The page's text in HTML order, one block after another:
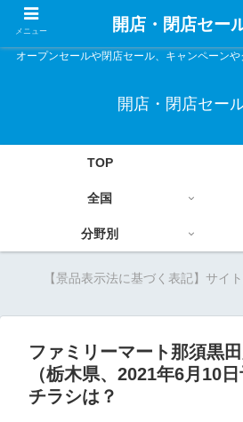
オープンセールや閉店セール、キャンペーン
開店・閉店セー
TOP
全国
分野別
【景品表示法に基づく表記】サイ
ファミリーマート那須黒
（栃木県、2021年6月10
チラシは？
メニュー 開店・閉店セー